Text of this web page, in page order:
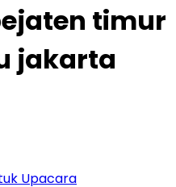
timur
jakarta